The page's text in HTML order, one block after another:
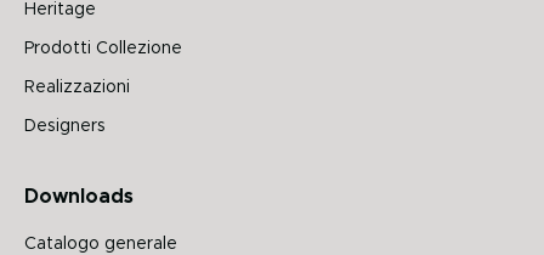
Heritage
Prodotti Collezione
Realizzazioni
Designers
Downloads
Catalogo generale